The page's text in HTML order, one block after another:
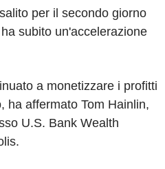
per il secondo giorno
subito un'accelerazione
a monetizzare i profitti
ha affermato Tom Hainlin,
U.S. Bank Wealth